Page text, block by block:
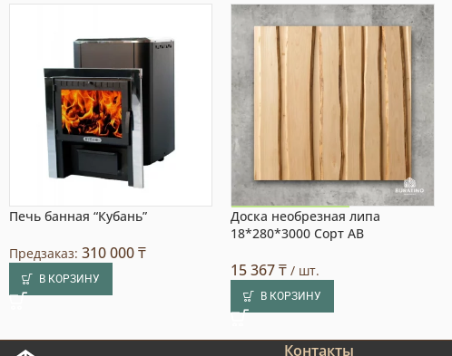
Печь банная “Кубань”
Предзаказ: 310 000₸
В КОРЗИНУ
Акция на товар!
Доска необрезная липа
18*280*3000 Сорт АВ
15 367₸ / шт.
В КОРЗИНУ
Контакты